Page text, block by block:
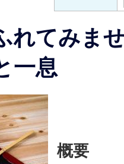
れてみま
一息
概要